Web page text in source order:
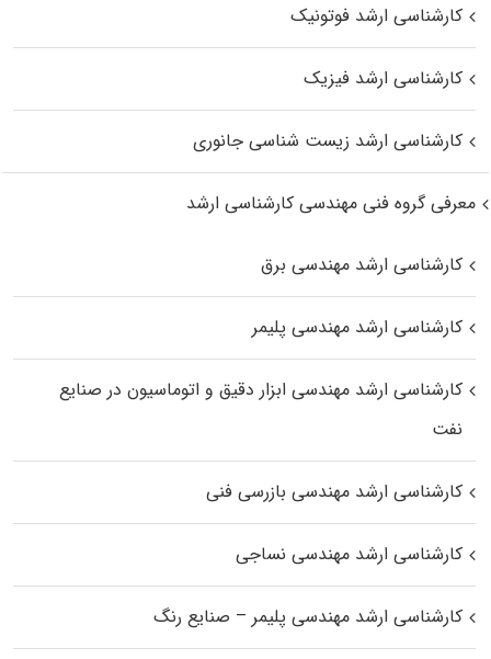
کارشناسی ارشد فوتونیک
کارشناسی ارشد فیزیک
کارشناسی ارشد زیست‌ شناسی جانوری
معرفی گروه فنی مهندسی کارشناسی ارشد
کارشناسی ارشد مهندسی برق
کارشناسی ارشد مهندسی پلیمر
کارشناسی ارشد مهندسی ابزار دقیق و اتوماسیون در صنایع
نفت
کارشناسی ارشد مهندسی بازرسی فنی
کارشناسی ارشد مهندسی نساجی
کارشناسی ارشد مهندسی پلیمر – صنایع رنگ